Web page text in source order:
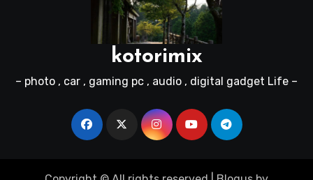
kotorimix
– photo , car , gaming pc , audio , digital gadget Life –